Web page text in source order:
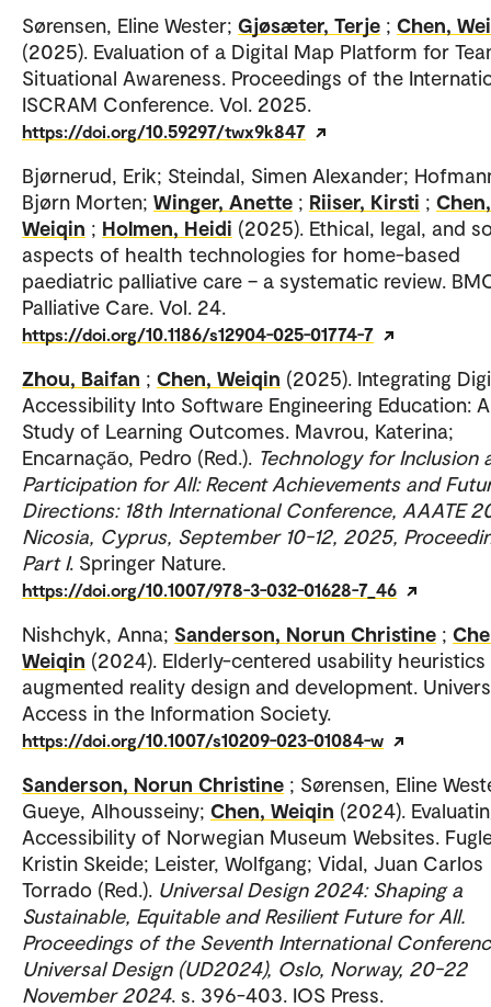
Sørensen, Eline Wester; Gjøsæter, Terje ; Chen,
(2025). Evaluation of a Digital Map Platform for
Situational Awareness. Proceedings of the
ISCRAM Conference. Vol. 2025.
https://doi.org/10.59297/twx9k847
Bjørnerud, Erik; Steindal, Simen Alexander;
Bjørn Morten; Winger, Anette ; Riiser, Kirsti ; Chen,
Weiqin ; Holmen, Heidi (2025). Ethical, legal, and
aspects of health technologies for home-based
paediatric palliative care – a systematic review.
Palliative Care. Vol. 24.
https://doi.org/10.1186/s12904-025-01774-7
Zhou, Baifan ; Chen, Weiqin (2025). Integrating
Accessibility Into Software Engineering Education:
Study of Learning Outcomes. Mavrou, Katerina;
Encarnação, Pedro (Red.). Technology for Inclusion
Participation for All: Recent Achievements and
Directions: 18th International Conference, AAATE
Nicosia, Cyprus, September 10-12, 2025,
Part I. Springer Nature.
https://doi.org/10.1007/978-3-032-01628-7_46
Nishchyk, Anna; Sanderson, Norun Christine ;
Weiqin (2024). Elderly-centered usability
augmented reality design and development.
Access in the Information Society.
https://doi.org/10.1007/s10209-023-01084-w
Sanderson, Norun Christine ; Sørensen, Eline
Gueye, Alhousseiny; Chen, Weiqin (2024).
Accessibility of Norwegian Museum Websites.
Kristin Skeide; Leister, Wolfgang; Vidal, Juan Carlos
Torrado (Red.). Universal Design 2024: Shaping a
Sustainable, Equitable and Resilient Future for All.
Proceedings of the Seventh International
Universal Design (UD2024), Oslo, Norway, 20-22
November 2024. s. 396-403. IOS Press.